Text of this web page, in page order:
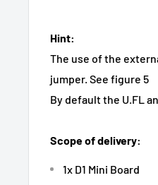
Hint:
The use of the
jumper. See figure 5
By default the U.FL
Scope of delivery:
1x D1 Mini Board